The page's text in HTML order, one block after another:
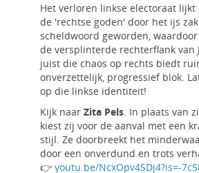
Het verloren linkse electoraat lijkt
de 'rechtse goden' door het ijs
scheldwoord geworden,
de versplinterde rechterflank van
juist die chaos op rechts biedt
onverzettelijk, progressief blok.
op die linkse identiteit!
Kijk naar Zita Pels . In plaats van
kiest zij voor de aanval met een
stijl. Ze doorbreekt het
door een onverdund en trots
👉 youtu.be/NcxOpv4SDj4?is=-